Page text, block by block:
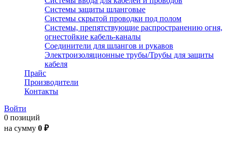
Системы защиты шланговые
Системы скрытой проводки под полом
Системы, препятствующие распространению огня,
огнестойкие кабель-каналы
Соединители для шлангов и рукавов
Электроизоляционные трубы/Трубы для защиты
кабеля
Прайс
Производители
Контакты
Войти
0 позиций
на сумму 0 ₽